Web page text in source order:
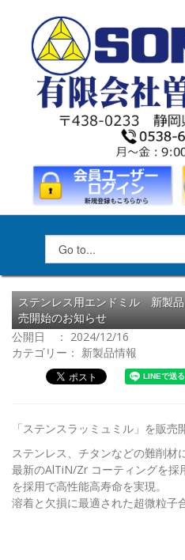
ステンレス用エンドミル 新製
売開始のお知らせ
公開日 ： 2024/12/16
カテゴリー： 新製品情報
「ステンスラッミュミル」を販売
ステンレス、チタンなどの難削材
最新のAlTiN/Zr コーティングを
を採用で高性能高寿命を実現。
溶着と欠損に最適された超微粒子